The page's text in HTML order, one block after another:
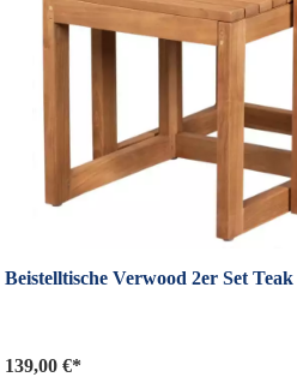
Beistelltische Verwood 2er Set Teak
139,00 €*